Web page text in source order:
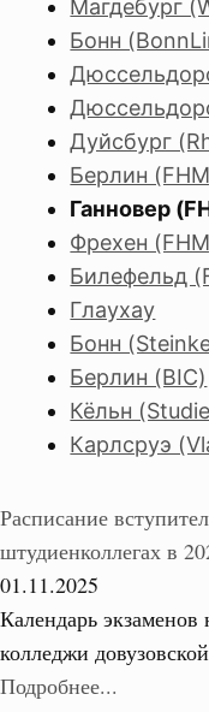
Магдебург
Бонн
Дуйсбург
Берлин
Ганновер
Фрехен
Билефельд
Глаухау
Бонн
Берлин (BIC)
Кёльн
Карлсруэ
Расписание
штудиенколлегах в
01.11.2025
Календарь
колледжи
Подробнее...